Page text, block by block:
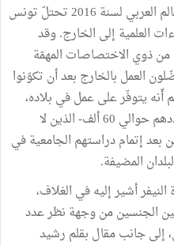
فحسب تقرير التنمية البشرية في العالم العربي لسنة 2016 تحتلّ تونس
العلمية إلى الخارج. وقد
التونسيين من ذوي الاختصاصات المهمّة
العمل بالخارج بعد أن تكوّنوا
يتوفّر على عمل في بلاده،
يضاف إليهم الطلبة التونسيون- وعددهم حوالي 60 ألف- الذين لا
إتمام دراستهم الجامعية في
المضيفة.
أشير إليه في الغلاف،
الجنسين من وجهة نظر عدد
إلى جانب مقال بقلم رشيد